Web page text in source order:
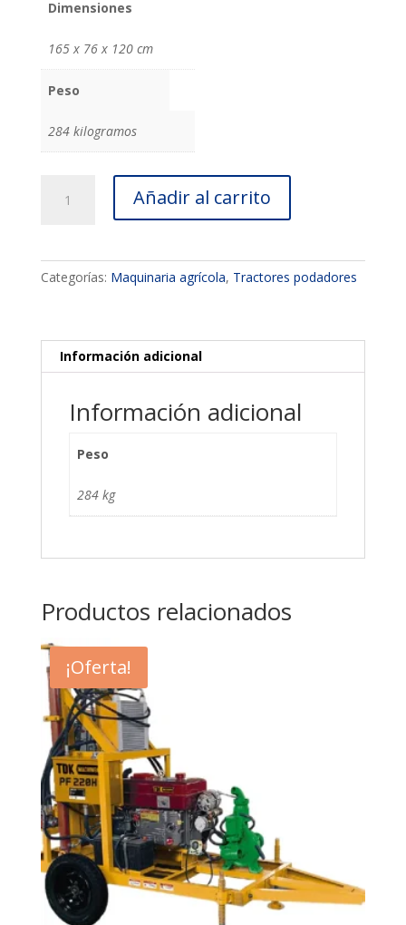
Dimensiones
165 x 76 x 120 cm
Peso
284 kilogramos
Agrícola
ROC001
Añadir al carrito
Categorías: Maquinaria agrícola, Tractores podadores
Información adicional
Información adicional
Peso
284 kg
Productos relacionados
¡Oferta!